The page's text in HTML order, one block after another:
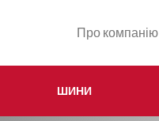
Про компанію
ШИНИ